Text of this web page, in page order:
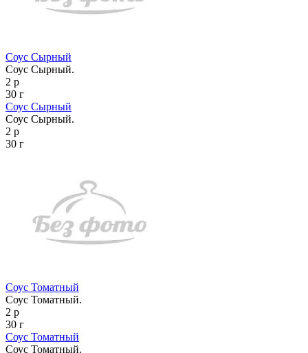
Соус Сырный
Соус Сырный.
2 р
30 г
Соус Сырный
Соус Сырный.
2 р
30 г
Соус Томатный
Соус Томатный.
2 р
30 г
Соус Томатный
Соус Томатный.